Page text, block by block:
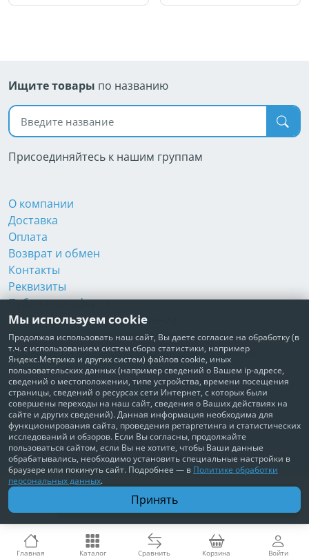
В корзину
Доставим по всей России
Ищите товары по названию
Поиск по названию
Присоединяйтесь к нашим группам
О компании
Доставка
Оплата
Возврат и обмен
Контакты
Реквизиты
Публичная оферта
Пользовательское соглашение
Политика обработки персональных данных
Согласие на обработку персональных данных
Согласие на рекламные рассылки
+7 495 210-10-57
© Забота о Вас.ру
Москва, Электродный проезд, д. 14 стр.1 офис 18
ИП Максимова Татьяна Александровна · ИНН 772006379720
Главная Каталог Сравнить Корзина Войти
Мы используем cookie
Продолжая использовать наш сайт, Вы даете согласие на обработку (в
т.ч. с использованием систем сбора статистики, например
Яндекс.Метрика и других систем) файлов cookie, иных
пользовательских данных (например сведений о Вашем ip-адресе,
сведений о местоположении, типе устройства, времени посещения
страницы, сведений о ресурсах сети Интернет, с которых были
совершены переходы на наш сайт, сведения о Ваших действиях на
сайте и других сведений). Данная информация необходима для
функционирования сайта, проведения ретаргетинга и статистических
исследований и обзоров. Если Вы согласны, продолжайте
пользоваться сайтом, если Вы не хотите, чтобы Ваши данные
обрабатывались, необходимо установить специальные настройки в
браузере или покинуть сайт. Подробнее — в Политике обработки
персональных данных.
Принять